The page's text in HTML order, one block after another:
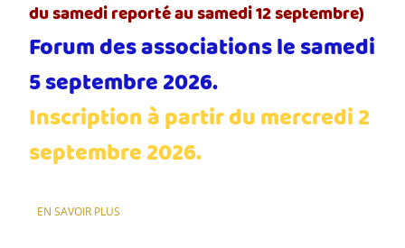
du samedi reporté au samedi 12 septembre)
Forum des associations le samedi
5 septembre 2026.
Inscription à partir du mercredi 2
septembre 2026.
EN SAVOIR PLUS